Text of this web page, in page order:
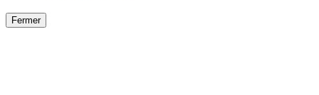
Fermer